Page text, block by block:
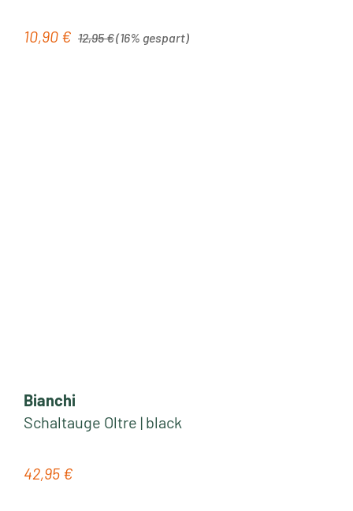
Verkaufspreis:
10,90 € Regulärer Preis:
12,95 €(16% gespart)
Bianchi
Schaltauge Oltre | black
Regulärer Preis:
42,95 €